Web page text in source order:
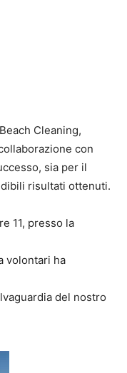
Cleaning,
con
sia per il
risultati ottenuti.
11, presso la
volontari ha
del nostro